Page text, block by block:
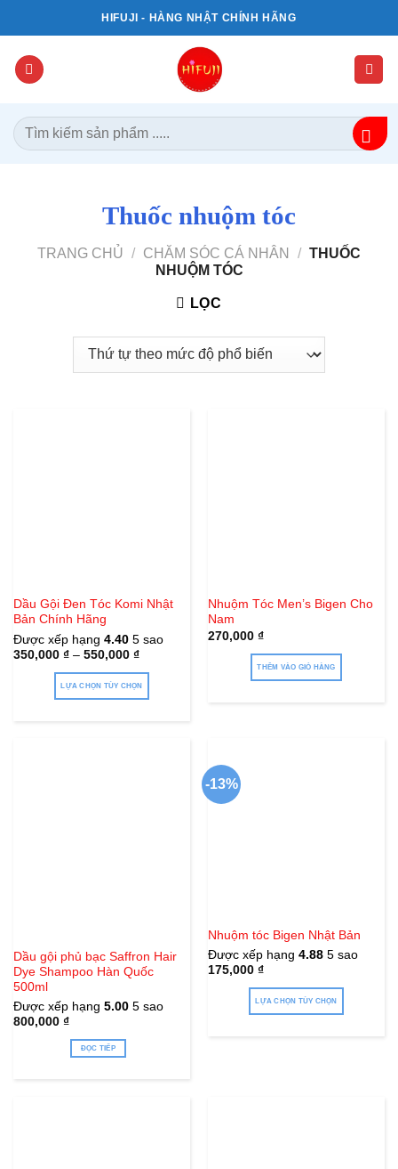
qua
dung
HIFUJI - HÀNG NHẬT CHÍNH HÃNG
Tìm
kiếm:
Thuốc nhuộm tóc
TRANG CHỦ / CHĂM SÓC CÁ NHÂN / THUỐC
NHUỘM TÓC
LỌC
Dầu Gội Đen Tóc Komi Nhật
Bản Chính Hãng
Được xếp hạng 4.405 sao
350,000 ₫– 550,000 ₫
LỰA CHỌN TÙY CHỌN
chọn
trên
trang
sản
phẩm
Nhuộm Tóc Men’s Bigen Cho
Nam
270,000 ₫
THÊM VÀO GIỎ HÀNG
Dầu gội phủ bạc Saffron Hair
Dye Shampoo Hàn Quốc
500ml
Được xếp hạng 5.005 sao
800,000 ₫
ĐỌC TIẾP
-13%
Nhuộm tóc Bigen Nhật Bản
Được xếp hạng 4.885 sao
175,000 ₫
LỰA CHỌN TÙY CHỌN